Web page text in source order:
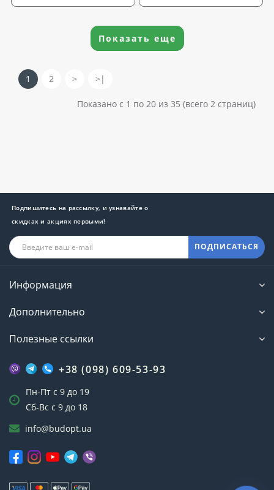
Показать еще
1 2 > >|
Показано с 1 по 20 из 35 (всего 2 страниц)
Подпишитесь на рассылку, и узнавайте о
скидках и акциях первыми!
ПОДПИСАТЬСЯ
Информация
Дополнительно
Полезные ссылки
+38 (098) 609-53-93
Пн-Пт с 9 до 19
Сб-Вс с 9 до 18
info@budopt.ua